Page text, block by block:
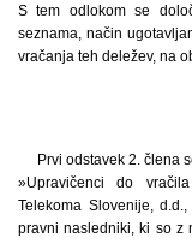
S tem odlokom se
seznama, način
vračanja teh deležev, na
Prvi odstavek 2. člena
»Upravičenci do
Telekoma Slovenije,
pravni nasledniki, ki so z